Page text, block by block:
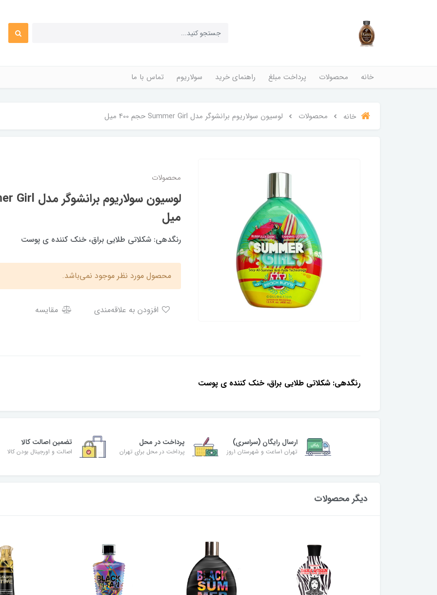
خانه محصولات پرداخت مبلغ راهنمای خرید سولاریوم تماس با ما
خانه محصولات لوسیون سولاریوم برانشوگر مدل Summer Girl حجم 400 میل
محصولات
میل
رنگدهی: شکلاتی طلایی براق، خنک کننده ی پوست
محصول مورد نظر موجود نمی‌باشد.
مقایسه
رنگدهی: شکلاتی طلایی براق، خنک کننده ی پوست
ارسال رایگان (سراسری)
تهران 1ساعت و شهرستان 1روز
پرداخت در محل
پرداخت در محل برای تهران
تضمین اصالت کالا
اصالت و اورجینال بودن کالا
دیگر محصولات